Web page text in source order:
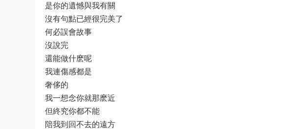
是你的遺憾與我有關
沒有句點已經很完美了
何必誤會故事
沒說完
還能做什麽呢
我連傷感都是
奢侈的
我一想念你就那麽近
但終究你都不能
陪我到回不去的遠方